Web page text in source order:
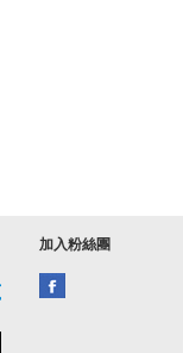
加入粉絲團